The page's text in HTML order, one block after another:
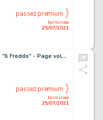
terminée
25/07/2021
passez premium
Gipi - tavola originale "Il Freddo" - Page volante - Exemplaire unique
terminée
25/07/2021
passez premium